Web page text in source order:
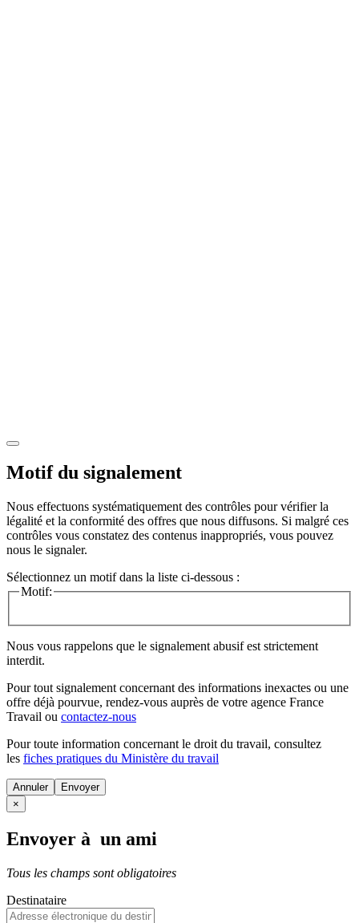
Motif du signalement
Nous effectuons systématiquement des contrôles pour vérifier la
légalité et la conformité des offres que nous diffusons. Si malgré ces
contrôles vous constatez des contenus inappropriés, vous pouvez
nous le signaler.
Sélectionnez un motif dans la liste ci-dessous :
Motif:
Nous vous rappelons que le signalement abusif est strictement
interdit.
Pour tout signalement concernant des informations inexactes ou une
offre déjà pourvue, rendez-vous auprès de votre agence France
Travail ou contactez-nous
Pour toute information concernant le droit du travail, consultez
les fiches pratiques du Ministère du travail
Annuler
×
Envoyer à un ami
Tous les champs sont obligatoires
Destinataire